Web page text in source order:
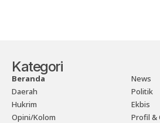
Kategori
Beranda
News
Daerah
Politik
Hukrim
Ekbis
Opini/Kolom
Profil &